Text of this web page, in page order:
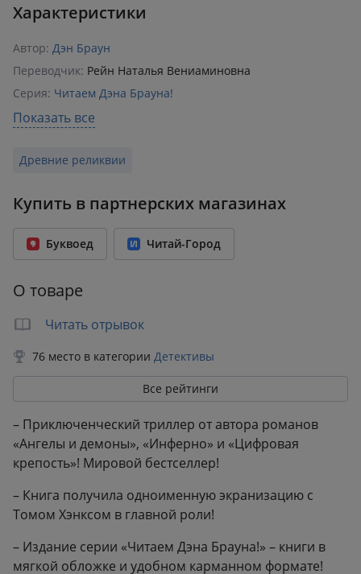
Характеристики
Автор: Дэн Браун
Переводчик: Рейн Наталья Вениаминовна
Серия: Читаем Дэна Брауна!
Раздел: Зарубежные детективы
ISBN: 978-5-17-086361-7
Количество страниц: 544
Переплет: Мягкий переплёт
Бумага: газетная
Вес: 0.28 кг
Показать все
Древние реликвии
Купить в партнерских магазинах
Буквоед Читай-Город
О товаре
Читать отрывок
76 место в категории Детективы
Все рейтинги
– Приключенческий триллер от автора романов
«Ангелы и демоны», «Инферно» и «Цифровая
крепость»! Мировой бестселлер!
– Книга получила одноименную экранизацию с
Томом Хэнксом в главной роли!
– Издание серии «Читаем Дэна Брауна!» – книги в
мягкой обложке и удобном карманном формате!